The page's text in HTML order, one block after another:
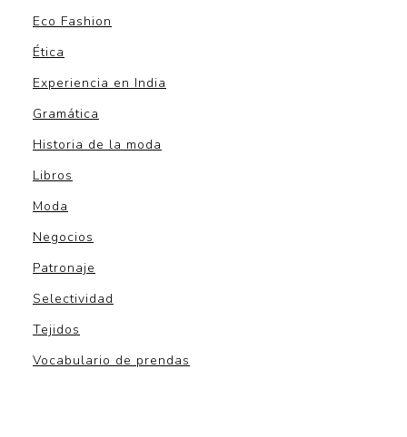
Eco Fashion
Ética
Experiencia en India
Gramática
Historia de la moda
Libros
Moda
Negocios
Patronaje
Selectividad
Tejidos
Vocabulario de prendas